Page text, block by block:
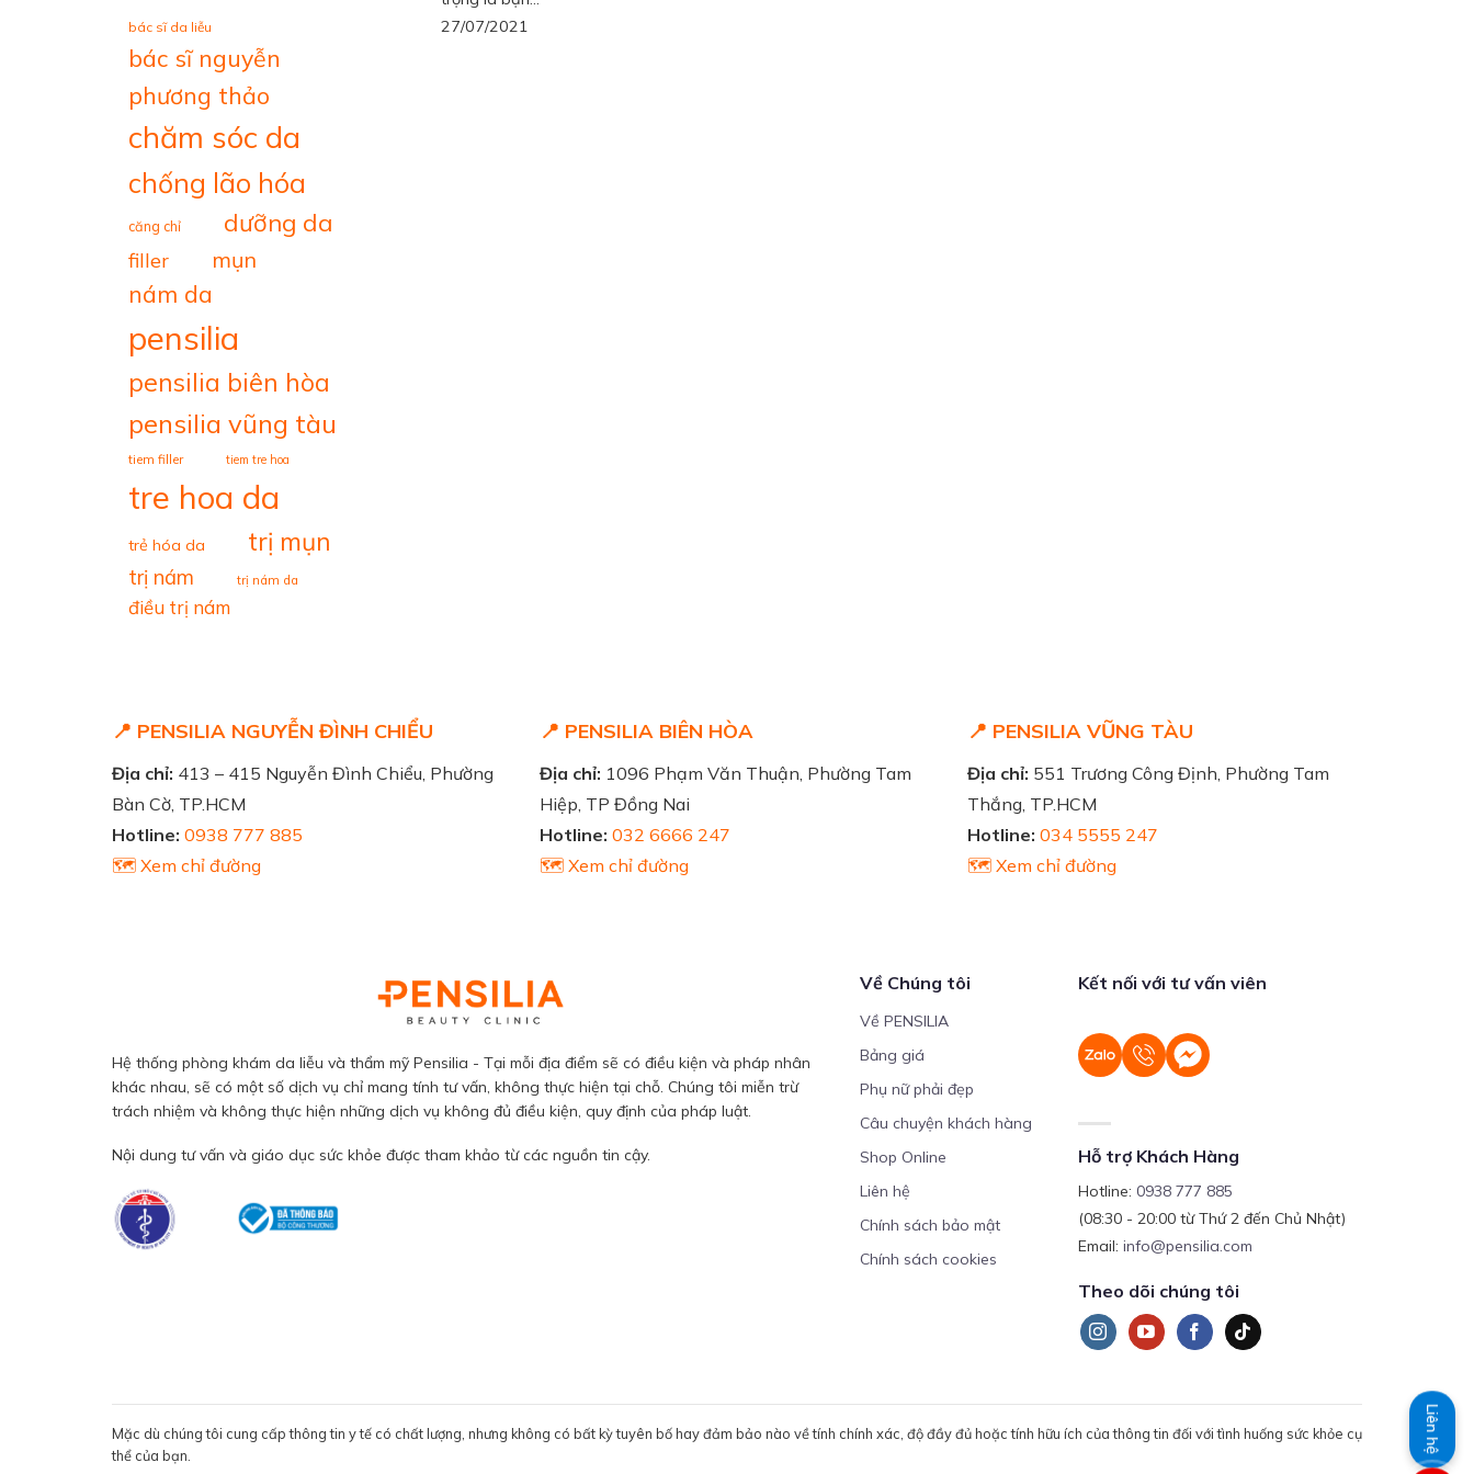
bác sĩ da liễu
bác sĩ nguyễn
phương thảo
chăm sóc da
chống lão hóa
căng chỉ dưỡng da
filler mụn
nám da
pensilia
pensilia biên hòa
pensilia vũng tàu
tiem filler tiem tre hoa
tre hoa da
trẻ hóa da trị mụn
trị nám trị nám da
điều trị nám
27/07/2021
📍 PENSILIA NGUYỄN ĐÌNH CHIỂU
Địa chỉ: 413 – 415 Nguyễn Đình Chiểu, Phường
Bàn Cờ, TP.HCM
Hotline: 0938 777 885
🗺️ Xem chỉ đường
📍 PENSILIA BIÊN HÒA
Địa chỉ: 1096 Phạm Văn Thuận, Phường Tam
Hiệp, TP Đồng Nai
Hotline: 032 6666 247
🗺️ Xem chỉ đường
📍 PENSILIA VŨNG TÀU
Địa chỉ: 551 Trương Công Định, Phường Tam
Thắng, TP.HCM
Hotline: 034 5555 247
🗺️ Xem chỉ đường
Hệ thống phòng khám da liễu và thẩm mỹ Pensilia - Tại mỗi địa điểm sẽ có điều kiện và pháp nhân
khác nhau, sẽ có một số dịch vụ chỉ mang tính tư vấn, không thực hiện tại chỗ. Chúng tôi miễn trừ
trách nhiệm và không thực hiện những dịch vụ không đủ điều kiện, quy định của pháp luật.
Nội dung tư vấn và giáo dục sức khỏe được tham khảo từ các nguồn tin cậy.
Về Chúng tôi
Về PENSILIA
Bảng giá
Phụ nữ phải đẹp
Câu chuyện khách hàng
Shop Online
Liên hệ
Chính sách bảo mật
Chính sách cookies
Kết nối với tư vấn viên
Hỗ trợ Khách Hàng
Hotline:0938 777 885
(08:30 - 20:00 từ Thứ 2 đến Chủ Nhật)
Email:info@pensilia.com
Theo dõi chúng tôi
Mặc dù chúng tôi cung cấp thông tin y tế có chất lượng, nhưng không có bất kỳ tuyên bố hay đảm bảo nào về tính chính xác, độ đầy đủ hoặc tính hữu ích của thông tin đối với tình huống sức khỏe cụ
thể của bạn.
Liên hệ